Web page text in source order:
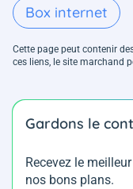
Box internet
Cette page peut contenir
ces liens, le site marchand
Gardons le
Recevez le
nos bons plans.